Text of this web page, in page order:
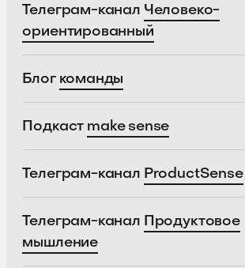
Телеграм-канал Человеко-
ориентированный
Блог команды
Подкаст make sense
Телеграм-канал ProductSense
Телеграм-канал Продуктовое
мышление